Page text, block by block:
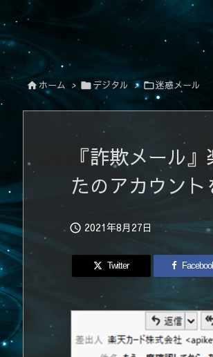
 ホーム > デジタル > 迷惑メール
『詐欺メール
たのアカウン
 2021年8月27日
Twitter